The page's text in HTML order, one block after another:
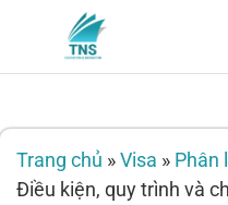
Trang chủ »Visa » Phân
Điều kiện, quy trình và